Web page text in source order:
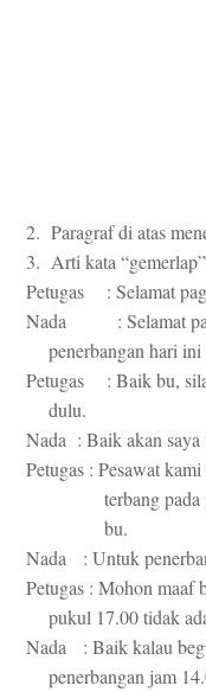
2. Paragraf di atas
3. Arti kata
Petugas : Selamat
Nada : Selamat
penerbangan hari
Petugas : Baik bu,
dulu.
Nada : Baik akan saya
Petugas : Pesawat
terbang
bu.
Nada : Untuk
Petugas : Mohon maaf
pukul 17.00 tidak
Nada : Baik kalau
penerbangan jam